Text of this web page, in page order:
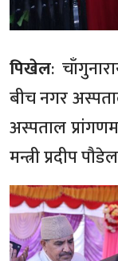
पिखेल:
बीच नगर
अस्पताल
मन्त्री प्रदीप